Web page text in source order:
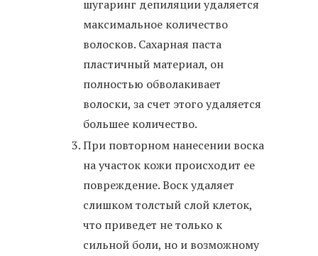
шугаринг депиляции удаляется
максимальное количество
волосков. Сахарная паста
пластичный материал, он
полностью обволакивает
волоски, за счет этого удаляется
большее количество.
При повторном нанесении воска
на участок кожи происходит ее
повреждение. Воск удаляет
слишком толстый слой клеток,
что приведет не только к
сильной боли, но и возможному